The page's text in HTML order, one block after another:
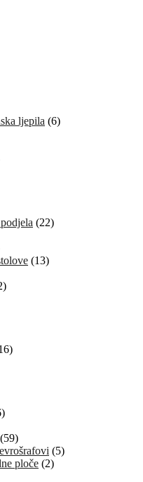
ljepila (6)
(22)
(13)
(59)
(5)
ploče (2)